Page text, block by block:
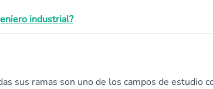
industrial?
sus ramas son uno de los campos de estudio